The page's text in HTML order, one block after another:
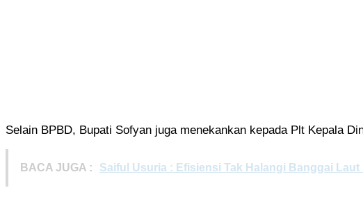
Selain BPBD, Bupati Sofyan juga menekankan kepada Plt Kepala
BACA JUGA : Saiful Usuria : Efisiensi Tak Halangi Banggai